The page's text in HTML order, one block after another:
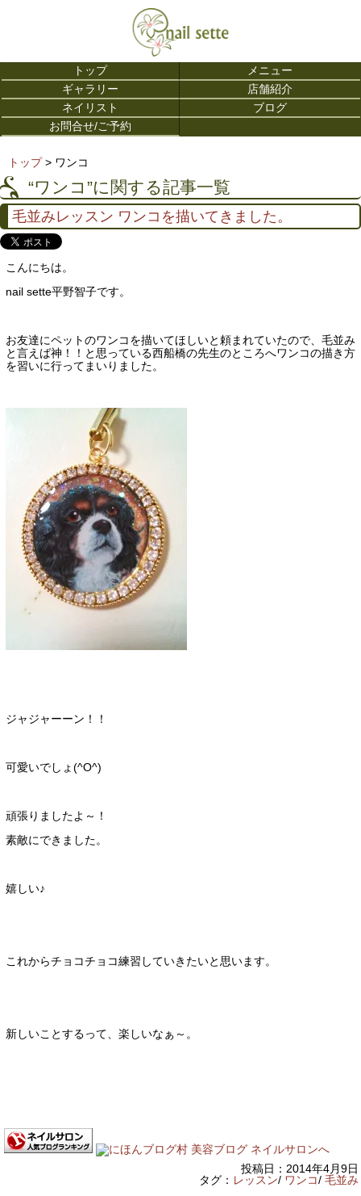
トップ
メニュー
ギャラリー
店舗紹介
ネイリスト
ブログ
お問合せ/ご予約
トップ> ワンコ
“ワンコ”に関する記事一覧
毛並みレッスン ワンコを描いてきました。
こんにちは。
nail sette平野智子です。
お友達にペットのワンコを描いてほしいと頼まれていたので、毛並み
と言えば神！！と思っている西船橋の先生のところへワンコの描き方
を習いに行ってまいりました。
ジャジャーーン！！
可愛いでしょ(^O^)
頑張りましたよ～！
素敵にできました。
嬉しい♪
これからチョコチョコ練習していきたいと思います。
新しいことするって、楽しいなぁ～。
投稿日：2014年4月9日
タグ： レッスン/ ワンコ/ 毛並み